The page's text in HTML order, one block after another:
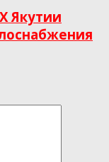
Якутии